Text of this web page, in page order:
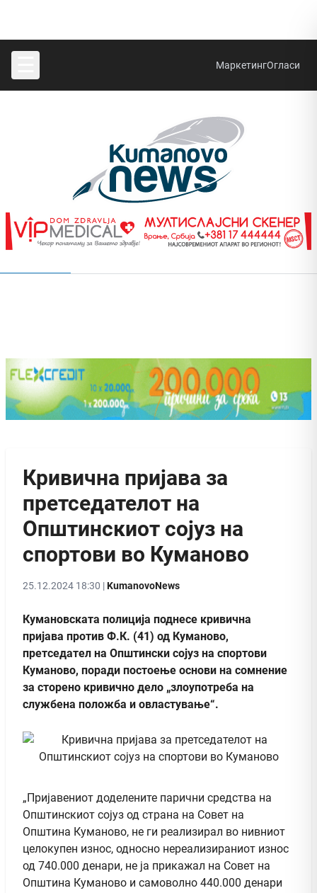
МаркетингОгласи
Кривична пријава за
претседателот на
Општинскиот сојуз на
спортови во Куманово
25.12.2024 18:30 |KumanovoNews
Кумановската полиција поднесе кривична
пријава против Ф.К. (41) од Куманово,
претседател на Општински сојуз на спортови
Куманово, поради постоење основи на сомнение
за сторено кривично дело „злоупотреба на
службена положба и овластување“.
„Пријавениот доделените парични средства на
Општинскиот сојуз од страна на Совет на
Општина Куманово, не ги реализирал во нивниот
целокупен износ, односно нереализираниот износ
од 740.000 денари, не ја прикажал на Совет на
Општина Куманово и самоволно 440.000 денари